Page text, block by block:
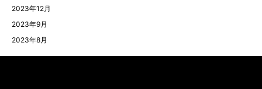
2023年12月
2023年9月
2023年8月